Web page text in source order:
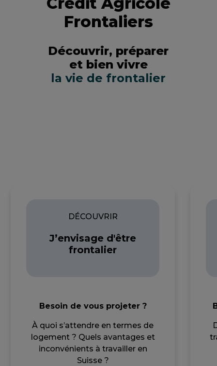
Frontaliers
Découvrir, préparer
et bien vivre
la vie de frontalier
DÉCOUVRIR
J’envisage d'être
frontalier
Besoin de vous projeter ?
À quoi s’attendre en termes de
logement ? Quels avantages et
inconvénients à travailler en
Suisse ?